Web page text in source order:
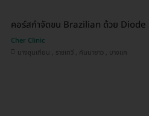
คอร์สกำจัดขน Brazilian ด้วย
Cher Clinic
บางขุนเทียน , ราชเทวี , คันนายาว , บางแค